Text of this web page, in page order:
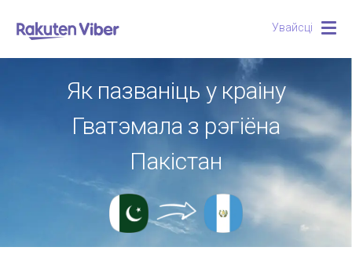
Увайсці
Як пазваніць у краіну
Гватэмала з рэгіёна
Пакістан